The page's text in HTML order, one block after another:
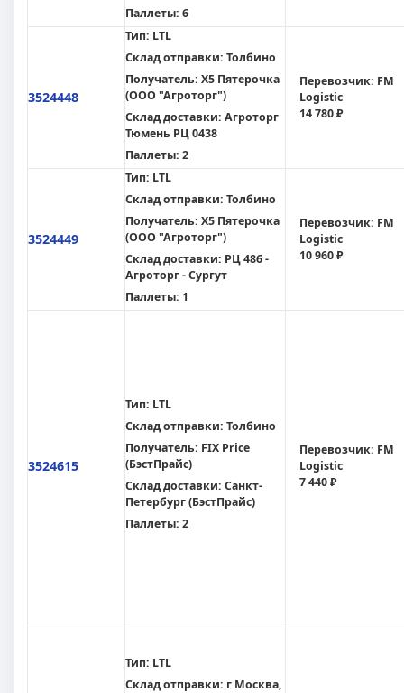
Паллеты: 6
3524448
Тип: LTL
Склад отправки: Толбино
Получатель: X5 Пятерочка
(ООО "Агроторг")
Склад доставки: Агроторг
Тюмень РЦ 0438
Паллеты: 2
Перевозчик: FM
Logistic
14 780 ₽
3524449
Тип: LTL
Склад отправки: Толбино
Получатель: X5 Пятерочка
(ООО "Агроторг")
Склад доставки: РЦ 486 -
Агроторг - Сургут
Паллеты: 1
Перевозчик: FM
Logistic
10 960 ₽
3524615
Тип: LTL
Склад отправки: Толбино
Получатель: FIX Price
(БэстПрайс)
Склад доставки: Санкт-
Петербург (БэстПрайс)
Паллеты: 2
Перевозчик: FM
Logistic
7 440 ₽
Тип: LTL
Склад отправки: г Москва,